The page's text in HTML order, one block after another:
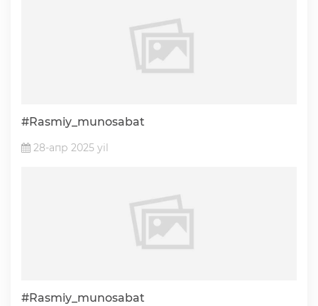
#Rasmiy_munosabat
28-апр 2025 yil
#Rasmiy_munosabat